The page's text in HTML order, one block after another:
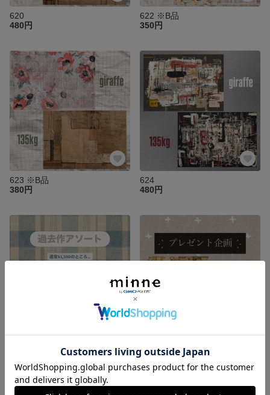
620
480円
622 ※B品
350円
623 ※B品
380円
624
480円
展示中
SOLD OUT SOLD OUT